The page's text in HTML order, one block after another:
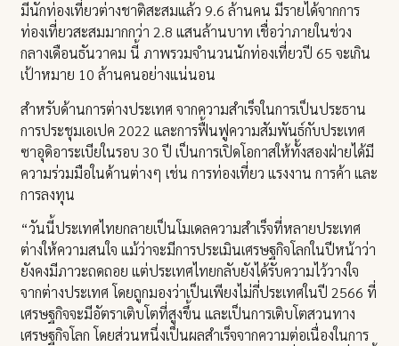
มีนักท่องเที่ยวต่างชาติสะสมแล้ว 9.6 ล้านคน มีรายได้จากการ
ท่องเที่ยวสะสมมากกว่า 2.8 แสนล้านบาท เชื่อว่าภายในช่วง
กลางเดือนธันวาคม นี้ ภาพรวมจำนวนนักท่องเที่ยวปี 65 จะเกิน
เป้าหมาย 10 ล้านคนอย่างแน่นอน
สำหรับด้านการต่างประเทศ จากความสำเร็จในการเป็นประธาน
การประชุมเอเปค 2022 และการฟื้นฟูความสัมพันธ์กับประเทศ
ซาอุดิอาระเบียในรอบ 30 ปี เป็นการเปิดโอกาสให้ทั้งสองฝ่ายได้มี
ความร่วมมือในด้านต่างๆ เช่น การท่องเที่ยว แรงงาน การค้า และ
การลงทุน
“วันนี้ประเทศไทยกลายเป็นโมเดลความสำเร็จที่หลายประเทศ
ต่างให้ความสนใจ แม้ว่าจะมีการประเมินเศรษฐกิจโลกในปีหน้าว่า
ยังคงมีภาวะถดถอย แต่ประเทศไทยกลับยังได้รับความไว้วางใจ
จากต่างประเทศ โดยถูกมองว่าเป็นเพียงไม่กี่ประเทศในปี 2566 ที่
เศรษฐกิจจะมีอัตราเติบโตที่สูงขึ้น และเป็นการเติบโตสวนทาง
เศรษฐกิจโลก โดยส่วนหนึ่งเป็นผลสำเร็จจากความต่อเนื่องในการ